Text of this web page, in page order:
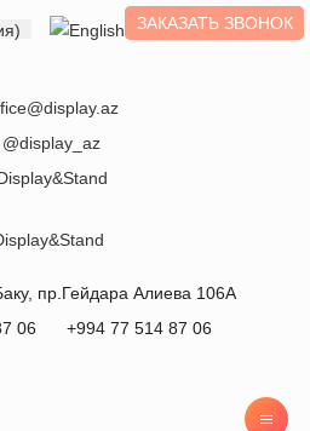
ЗАКАЗАТЬ ЗВОНОК
@display_az
, пр.Гейдара Алиева 106А
06
+994 77 514 87 06